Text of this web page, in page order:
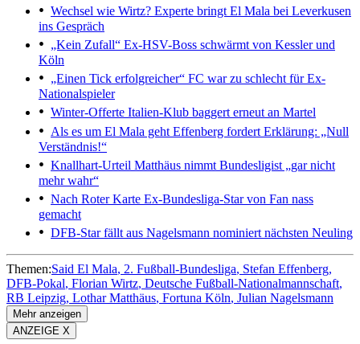
Wechsel wie Wirtz? Experte bringt El Mala bei Leverkusen
ins Gespräch
„Kein Zufall“ Ex-HSV-Boss schwärmt von Kessler und
Köln
„Einen Tick erfolgreicher“ FC war zu schlecht für Ex-
Nationalspieler
Winter-Offerte Italien-Klub baggert erneut an Martel
Als es um El Mala geht Effenberg fordert Erklärung: „Null
Verständnis!“
Knallhart-Urteil Matthäus nimmt Bundesligist „gar nicht
mehr wahr“
Nach Roter Karte Ex-Bundesliga-Star von Fan nass
gemacht
DFB-Star fällt aus Nagelsmann nominiert nächsten Neuling
Themen:Said El Mala 2. Fußball-Bundesliga Stefan Effenberg
DFB-Pokal Florian Wirtz Deutsche Fußball-Nationalmannschaft
RB Leipzig Lothar Matthäus Fortuna Köln Julian Nagelsmann
Mehr anzeigen
ANZEIGE X